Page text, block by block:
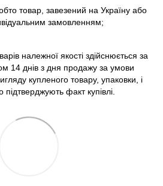
товар, завезений на Україну або
замовленням;
належної якості здійснюється за
14 днів з дня продажу за умови
купленого товару, упаковки, і
факт купівлі.